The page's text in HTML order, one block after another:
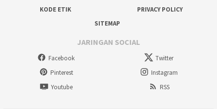
KODE ETIK
PRIVACY POLICY
SITEMAP
JARINGAN SOCIAL
Facebook
Twitter
Pinterest
Instagram
Youtube
RSS